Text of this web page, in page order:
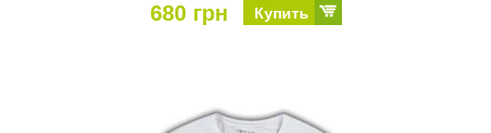
680 грн Купить